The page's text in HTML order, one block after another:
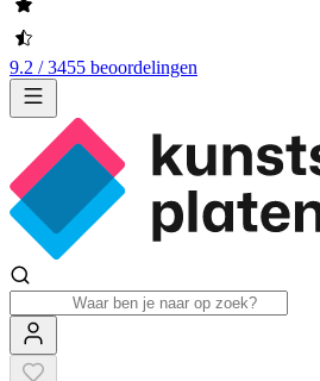
9.2 / 3455 beoordelingen